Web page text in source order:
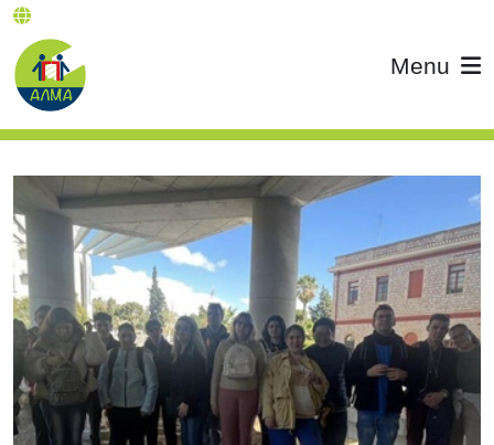
Menu